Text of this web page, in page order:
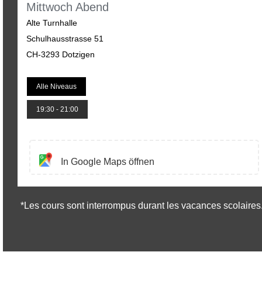
Mittwoch Abend
Alte Turnhalle
Schulhausstrasse 51
CH-3293 Dotzigen
Alle Niveaus
19:30 - 21:00
In Google Maps öffnen
*Les cours sont interrompus durant les vacances